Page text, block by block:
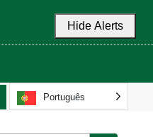
Hide Alerts
Português